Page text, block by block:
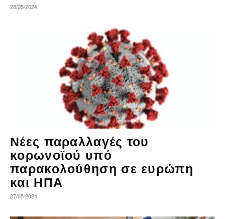
28/05/2024
Νέες παραλλαγές του
κορωνοϊού υπό
παρακολούθηση σε ευρώπη
και ΗΠΑ
27/05/2024